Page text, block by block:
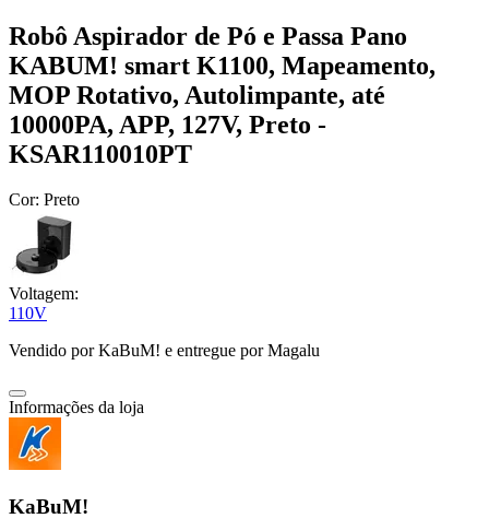
Robô Aspirador de Pó e Passa Pano
KABUM! smart K1100, Mapeamento,
MOP Rotativo, Autolimpante, até
10000PA, APP, 127V, Preto -
KSAR110010PT
Cor: Preto
Voltagem:
110V
Vendido porKaBuM! e entregue por Magalu
Informações da loja
KaBuM!